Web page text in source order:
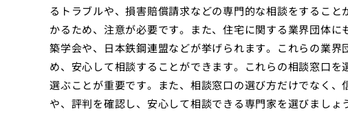
るトラブルや、損害賠償請求などの専門的な相談をするこ
かるため、注意が必要です。また、住宅に関する業界団体
築学会や、日本鉄鋼連盟などが挙げられます。これらの業
め、安心して相談することができます。これらの相談窓口
選ぶことが重要です。また、相談窓口の選び方だけでなく
や、評判を確認し、安心して相談できる専門家を選びましょ